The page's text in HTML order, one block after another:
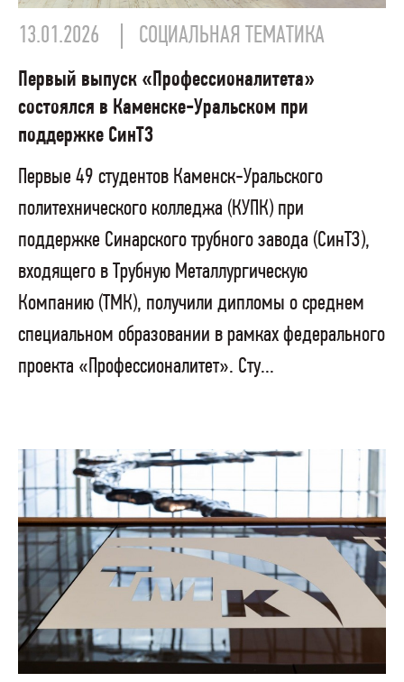
13.01.2026 СОЦИАЛЬНАЯ ТЕМАТИКА
Первый выпуск «Профессионалитета»
состоялся в Каменске-Уральском при
поддержке СинТЗ
Первые 49 студентов Каменск-Уральского
политехнического колледжа (КУПК) при
поддержке Синарского трубного завода (СинТЗ),
входящего в Трубную Металлургическую
Компанию (ТМК), получили дипломы о среднем
специальном образовании в рамках федерального
проекта «Профессионалитет». Сту...